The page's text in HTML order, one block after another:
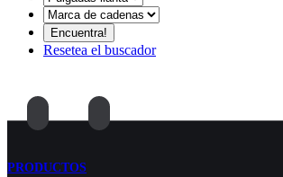
Resetea el buscador
PRODUCTOS